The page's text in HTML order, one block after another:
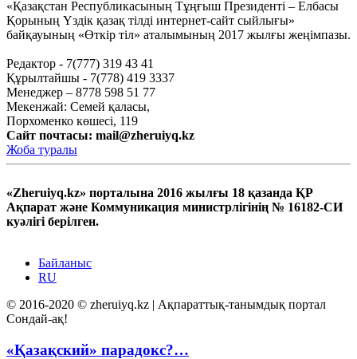
Тағы оқу
«Қазақстан Республикасының Тұңғыш Президенті – Елбасы
Қорының Үздік қазақ тілді интернет-сайт сыйлығы»
байқауының «Өткір тіл» аталымының 2017 жылғы жеңімпазы.
Редактор - 7(777) 319 43 41
Құрылтайшы - 7(778) 419 3337
Менеджер – 8778 598 51 77
Мекенжай: Семей қаласы,
Порхоменко көшесі, 119
Сайт почтасы: mail@zheruiyq.kz
Жоба туралы
«Zheruiyq.kz» порталына 2016 жылғы 18 қазанда ҚР
Ақпарат және Коммуникация министрлігінің № 16182-СИ
куәлігі берілген.
Байланыс
RU
© 2016-2020 © zheruiyq.kz | Ақпараттық-танымдық портал
Сондай-ақ!
«Қазақский» парадокс?…